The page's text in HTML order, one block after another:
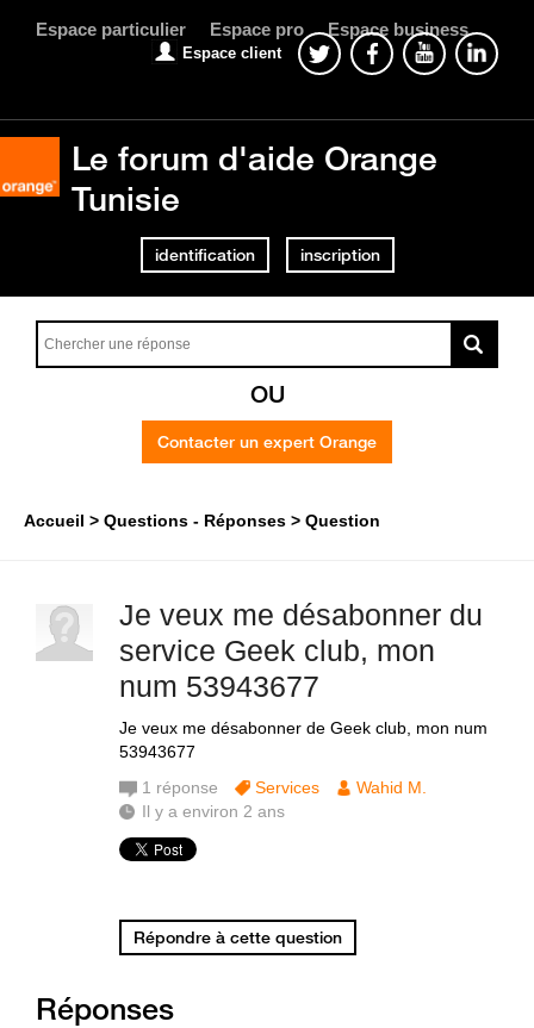
Espace particulier Espace pro Espace business
Espace client
Le forum d'aide Orange
Tunisie
identification inscription
OU
Contacter un expert Orange
Accueil Questions - Réponses Question
Je veux me désabonner du
service Geek club, mon
num 53943677
Je veux me désabonner de Geek club, mon num
53943677
1 réponse Services
Wahid M.
Il y a environ 2 ans
Répondre à cette question
Réponses